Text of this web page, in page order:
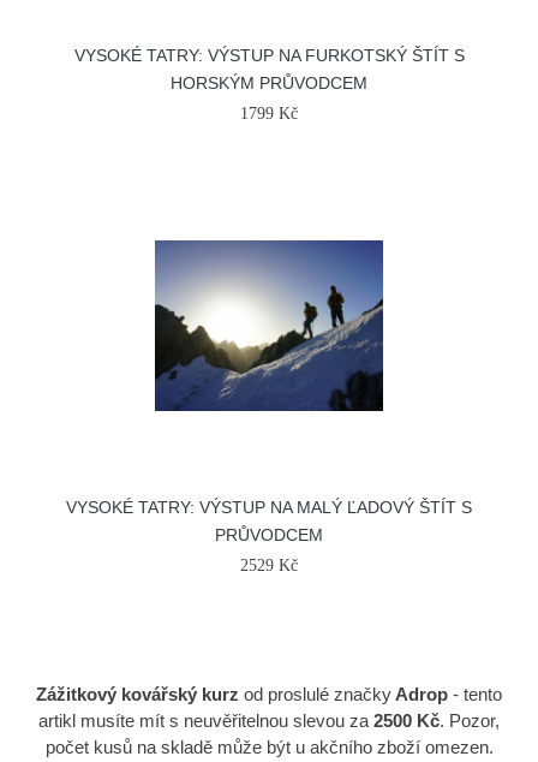
VYSOKÉ TATRY: VÝSTUP NA FURKOTSKÝ ŠTÍT S
HORSKÝM PRŮVODCEM
1799 Kč
VYSOKÉ TATRY: VÝSTUP NA MALÝ ĽADOVÝ ŠTÍT S
PRŮVODCEM
2529 Kč
Zážitkový kovářský kurz od proslulé značky Adrop - tento
artikl musíte mít s neuvěřitelnou slevou za 2500 Kč. Pozor,
počet kusů na skladě může být u akčního zboží omezen.